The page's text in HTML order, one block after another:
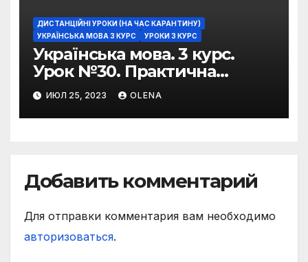
ДИСТАНЦІЙНІ УРОКИ (НА ЧАС КАРАНТИНУ)
УКРАЇНСЬКА МОВА 3 КУРС
УРОКИ 3 КУРС
Українська мова. 3 курс.
Урок №30. Практична
риторика. Оцінювальні
жанри. Характеристика
ИЮЛ 25, 2023 OLENA
Добавить комментарий
Для отправки комментария вам необходимо
авторизоваться.